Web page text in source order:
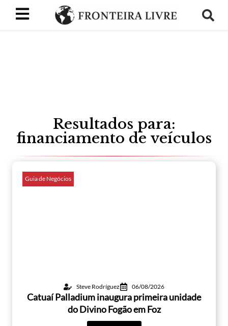
Resultados para:
financiamento de veículos
Guia de Negócios
Steve Rodríguez 06/08/2026
Catuaí Palladium inaugura primeira unidade
do Divino Fogão em Foz